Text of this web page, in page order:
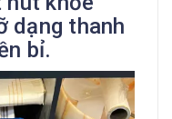
dạng thanh
bỉ.